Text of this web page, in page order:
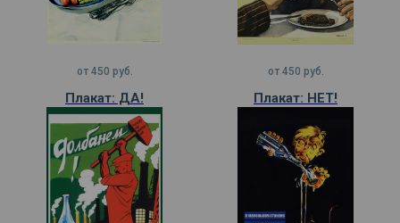
от 450 руб.
Плакат: ДА!
от 450 руб.
Плакат: НЕТ!